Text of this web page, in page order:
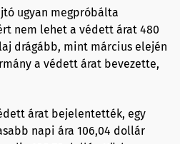
ugyan megpróbálta
nem lehet a védett árat 480
drágább, mint március elején
a védett árat bevezette,
árat bejelentették, egy
napi ára 106,04 dollár